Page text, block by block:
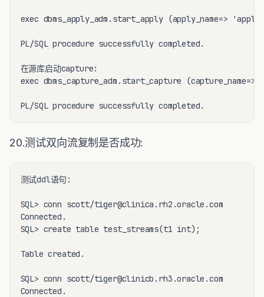
exec dbms_apply_adm.start_apply (apply_name=>
PL/SQL procedure successfully completed.
在源库启动capture:
exec dbms_capture_adm.start_capture
20.测试双向流复制是否成功:
测试ddl语句:
SQL> conn scott/tiger@clinica.rh2.oracle.com
Connected.
SQL> create table test_streams(t1 int);
Table created.
SQL> conn scott/tiger@clinicb.rh3.oracle.com
Connected.